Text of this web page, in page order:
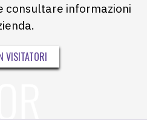
consultare informazioni
VISITATORI